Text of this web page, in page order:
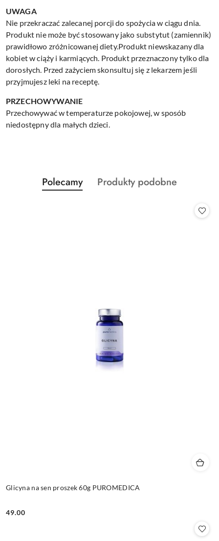
UWAGA
Nie przekraczać zalecanej porcji do spożycia w ciągu dnia.
Produkt nie może być stosowany jako substytut (zamiennik)
prawidłowo zróżnicowanej diety.Produkt niewskazany dla
kobiet w ciąży i karmiących. Produkt przeznaczony tylko dla
dorosłych. Przed zażyciem skonsultuj się z lekarzem jeśli
przyjmujesz leki na receptę.
PRZECHOWYWANIE
Przechowywać w temperaturze pokojowej, w sposób
niedostępny dla małych dzieci.
Pomiń karuzelę produktów
Produkty
o
Polecamy
Produkty
Produkty podobne
Glicyna na sen proszek 60g PUROMEDICA
Cena:
49.00